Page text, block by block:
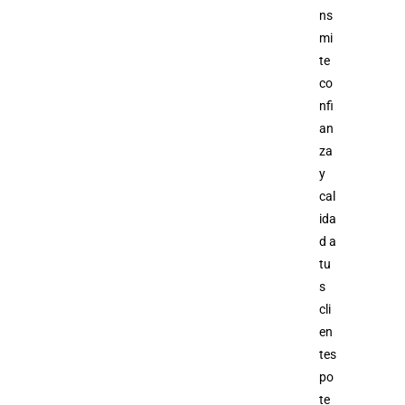
ns
mi
te
co
nfi
an
za
y
cal
ida
d a
tu
s
cli
en
tes
po
te